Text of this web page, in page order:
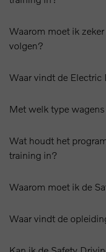
Waarom moet ik
volgen?
Waar vindt de
Met welk type
Wat houdt het
training in?
Waarom moet ik de
Waar vindt de